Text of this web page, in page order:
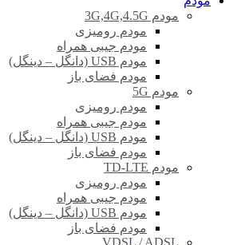
مودم 3G,4G,4.5G
مودم رومیزی
مودم جیبی همراه
مودم USB (دانگل – دینگل)
مودم فضای باز
مودم 5G
مودم رومیزی
مودم جیبی همراه
مودم USB (دانگل – دینگل)
مودم فضای باز
مودم TD-LTE
مودم رومیزی
مودم جیبی همراه
مودم USB (دانگل – دینگل)
مودم فضای باز
VDSL / ADSL